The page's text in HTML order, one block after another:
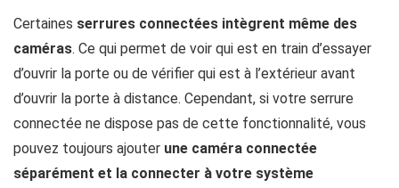
Certaines serrures connectées intègrent même des
caméras. Ce qui permet de voir qui est en train d’essayer
d’ouvrir la porte ou de vérifier qui est à l’extérieur avant
d’ouvrir la porte à distance. Cependant, si votre serrure
connectée ne dispose pas de cette fonctionnalité, vous
pouvez toujours ajouter une caméra connectée
séparément et la connecter à votre système